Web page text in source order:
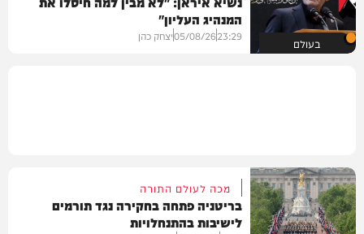
בעולם
המנהיג העליון"
23:29
05/08/26יצחק כהן
מכה לעולם התורה
בריטניה פתחה בחקירה נגד תורמים
לישיבות בהתנחלויות